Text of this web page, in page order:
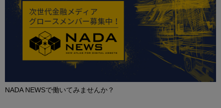
NADA NEWSで働いてみませんか？